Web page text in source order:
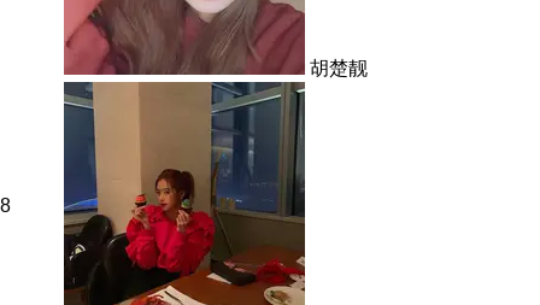
胡楚靓
8